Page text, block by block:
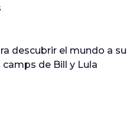
descubrir el mundo a su
de Bill y Lula